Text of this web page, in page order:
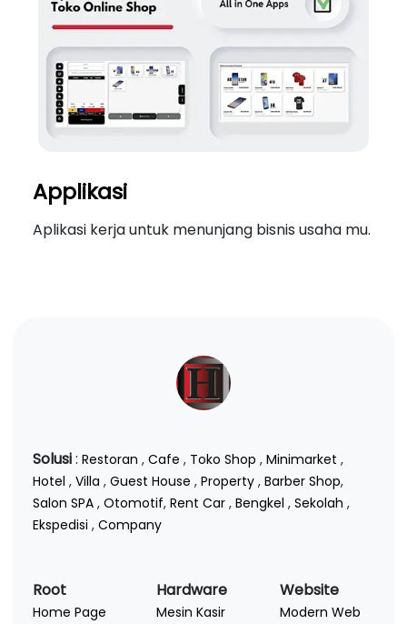
Applikasi
Aplikasi kerja untuk menunjang bisnis usaha mu.
Solusi: Restoran , Cafe , Toko Shop , Minimarket ,
Hotel , Villa , Guest House , Property , Barber Shop,
Salon SPA , Otomotif, Rent Car , Bengkel , Sekolah ,
Ekspedisi , Company
Root
Home Page
Hardware
Mesin Kasir
Website
Modern Web